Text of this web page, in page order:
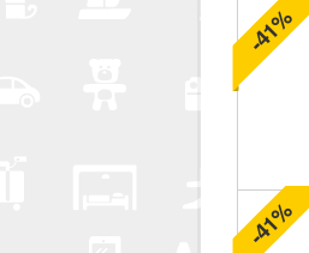
-41%
-41%